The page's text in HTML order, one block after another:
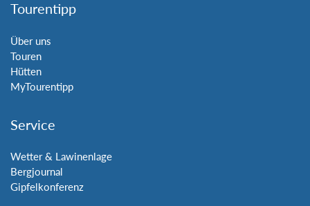
Tourentipp
Über uns
Touren
Hütten
MyTourentipp
Service
Wetter & Lawinenlage
Bergjournal
Gipfelkonferenz